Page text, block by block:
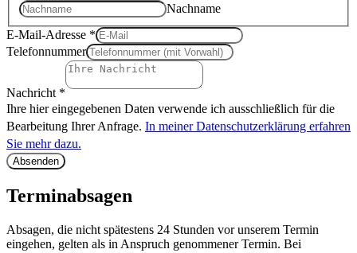
Nachname
E-Mail-Adresse *
Telefonnummer
Nachricht *
Ihre hier eingegebenen Daten verwende ich ausschließlich für die
Bearbeitung Ihrer Anfrage. In meiner Datenschutzerklärung erfahren
Sie mehr dazu.
Absenden
Terminabsagen
Absagen, die nicht spätestens 24 Stunden vor unserem Termin
eingehen, gelten als in Anspruch genommener Termin. Bei